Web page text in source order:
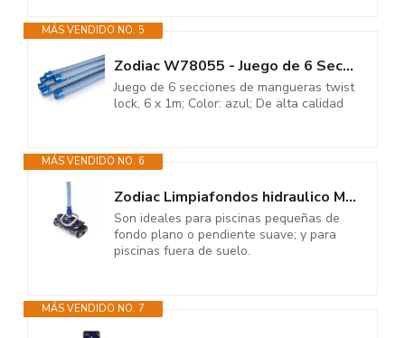
MÁS VENDIDO NO. 5
Zodiac W78055 - Juego de 6 Secciones de Mangueras Twist Lock, 6 x 1 m, para...
Juego de 6 secciones de mangueras twist
lock, 6 x 1m; Color: azul; De alta calidad
MÁS VENDIDO NO. 6
Zodiac Limpiafondos hidraulico MX10 Robot Piscina
Son ideales para piscinas pequeñas de
fondo plano o pendiente suave; y para
piscinas fuera de suelo.
MÁS VENDIDO NO. 7